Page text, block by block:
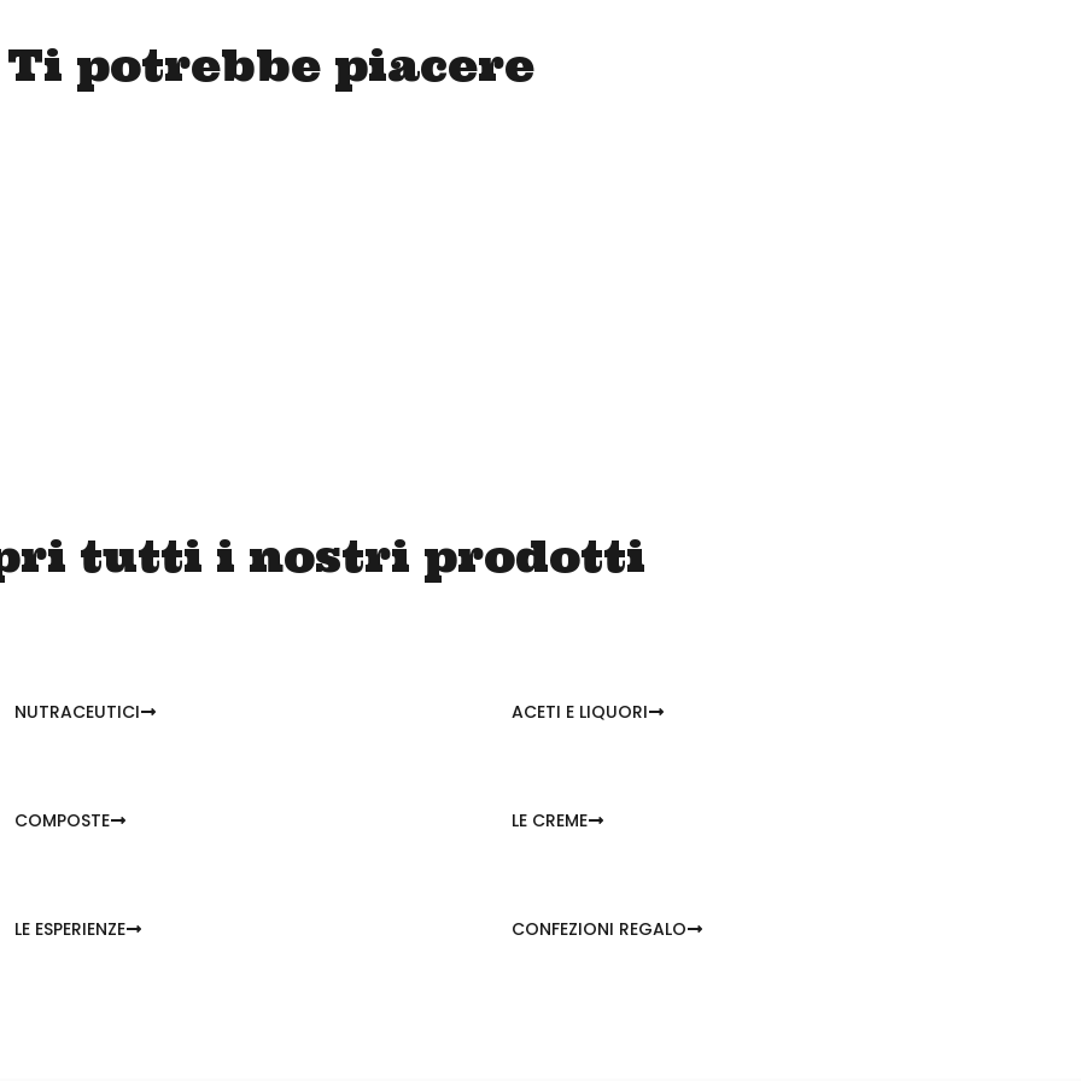
Ti potrebbe piacere
tutti i nostri prodotti
NUTRACEUTICI ACETI E LIQUORI
COMPOSTE LE CREME
LE ESPERIENZE CONFEZIONI REGALO